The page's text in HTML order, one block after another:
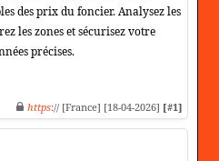
des prix du foncier. Analysez les
les zones et sécurisez votre
précises.
https:// [France] [18-04-2026] [#1]